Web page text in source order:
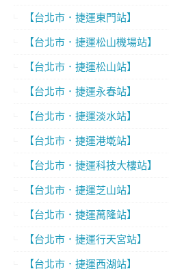
【台北市．捷運東門站】
【台北市．捷運松山機場站】
【台北市．捷運松山站】
【台北市．捷運永春站】
【台北市．捷運淡水站】
【台北市．捷運港墘站】
【台北市．捷運科技大樓站】
【台北市．捷運芝山站】
【台北市．捷運萬隆站】
【台北市．捷運行天宮站】
【台北市．捷運西湖站】